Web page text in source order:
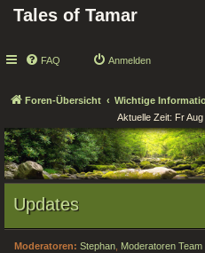
Tales of Tamar
FAQ Anmelden
Foren-Übersicht Wichtige
Aktuelle Zeit: Fr
Updates
Moderatoren: Stephan Moderatoren Team